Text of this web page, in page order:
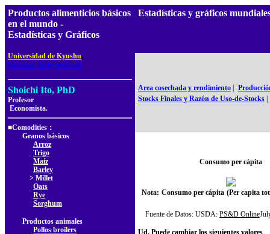
Productos alimenticios básicos
en el mundo -
Estadísticas y Gráficos
Universidad de Kyushu,
Facultad de Agricultura
Shoichi Ito, PhD
Profesor
Economista.
■Comodities：
Granos básicos
Arroz
Trigo
Maíz
Barley
> Millet
Oats
Rye
Sorghum
Productos animales
Pollos broilers
Estadísticas y gráficos
Area cosechada y rendimiento
Stocks Finales y Razón de Uso-de-Stocks
Consumo per cápita
Nota: Consumo per cápita (Per capita
Fuente de Datos: USDA: PS&D Online
Ud. Puede cambiar los siguientes valores